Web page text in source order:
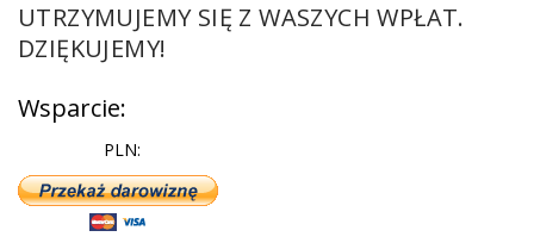
UTRZYMUJEMY SIĘ Z WASZYCH WPŁAT.
DZIĘKUJEMY!
Wsparcie:
PLN: